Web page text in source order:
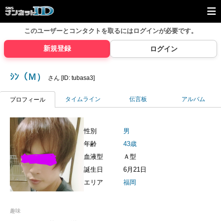
このユーザーとコンタクトを取るにはログインが必要です。
新規登録 ログイン
ｼﾝ（Ｍ） さん [ID: tubasa3]
プロフィール タイムライン 伝言板 アルバム
性別
男
年齢
43歳
血液型
Ａ型
誕生日
6月21日
エリア
福岡
趣味